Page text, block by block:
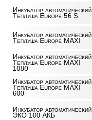
Инкубатор автоматический
Теплуша Europe 56 S
Инкубатор автоматический
Теплуша Europe MAXI
Инкубатор автоматический
Теплуша Europe MAXI
1080
Инкубатор автоматический
Теплуша Europe MAXI
600
Инкубатор автоматический
ЭКО 100 АКБ